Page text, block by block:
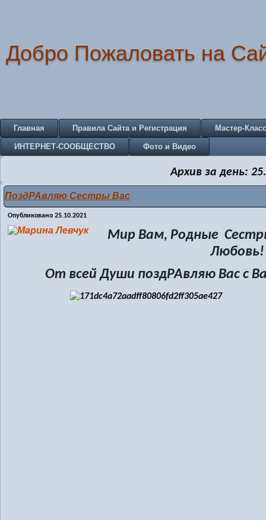
Добро Пожаловать на
Главная Правила Сайта и Регистрация Мастер-
ИНТЕРНЕТ-СООБЩЕСТВО Фото и Видео
Архив за день:
ПоздРАвляю Сестры Вас
Опубликовано 25.10.2021
Мир Вам, Родные
Любовь!
От всей Души поздРАвляю Вас с